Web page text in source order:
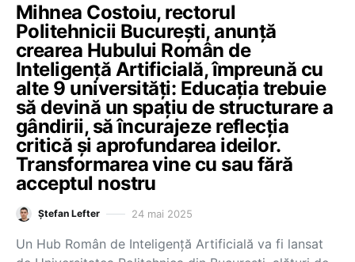
Mihnea Costoiu, rectorul
Politehnicii București, anunță
crearea Hubului Român de
Inteligență Artificială, împreună cu
alte 9 universități: Educația trebuie
să devină un spațiu de structurare a
gândirii, să încurajeze reflecția
critică și aprofundarea ideilor.
Transformarea vine cu sau fără
acceptul nostru
Ștefan Lefter 24 mai 2025
Un Hub Român de Inteligență Artificială va fi lansat